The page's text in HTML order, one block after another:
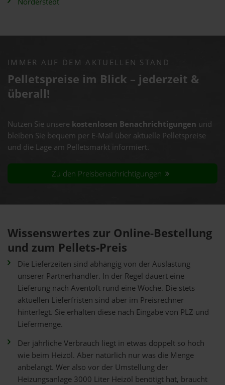
IMMER AUF DEM AKTUELLEN STAND
Pelletspreise im Blick – jederzeit &
überall!
Nutzen Sie unsere kostenlosen Benachrichtigungen und
bleiben Sie bequem per E-Mail über aktuelle Pelletspreise
und die Lage am Pelletsmarkt informiert.
Zu den Preisbenachrichtigungen
Wissenswertes zur Online-Bestellung
und zum Pellets-Preis
Die Lieferzeiten sind abhängig von der Auslastung
unserer Partnerhändler. In der Regel dauert eine
Lieferung nach Aventoft rund eine Woche. Die stets
aktuellen Lieferfristen sind aber im Preisrechner
hinterlegt. Sie erhalten diese nach Eingabe von PLZ und
Liefermenge.
Der jährliche Verbrauch liegt in etwas doppelt so hoch
wie beim Heizöl. Aber natürlich nur was die Menge
anbelangt. Wer also vor der Umstellung der
Heizungsanlage 3000 Liter Heizöl benötigt hat, braucht